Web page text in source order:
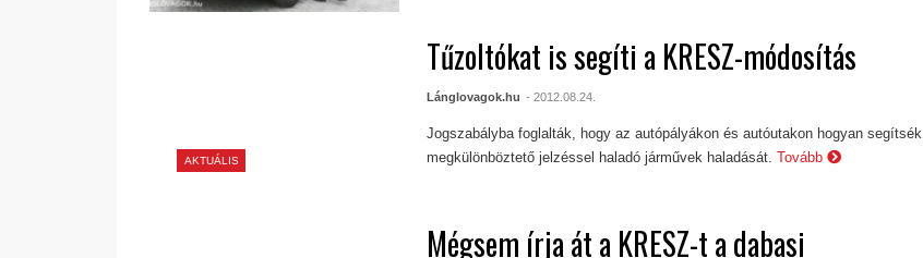
AKTUÁLIS
Tűzoltókat is segíti a KRESZ-módosítás
Lánglovagok.hu - 2012.08.24.
Jogszabályba foglalták, hogy az autópályákon és autóutakon hogyan segítsék
megkülönböztető jelzéssel haladó járművek haladását. Tovább
Mégsem írja át a KRESZ-t a dabasi